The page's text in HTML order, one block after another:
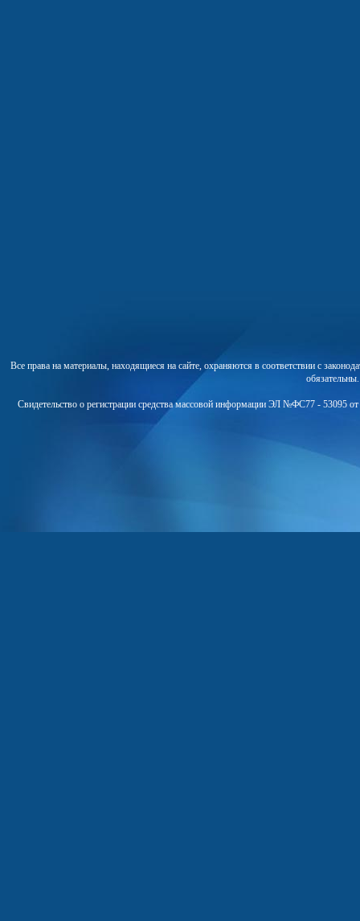
Все права на материалы, находящиеся на сайте, охраняются в соответствии с
Свидетельство о регистрации средства массовой информации ЭЛ №ФС77 - 53095